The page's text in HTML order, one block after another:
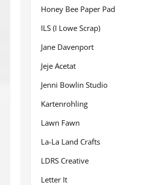
Honey Bee Paper Pad
ILS (I Lowe Scrap)
Jane Davenport
Jeje Acetat
Jenni Bowlin Studio
Kartenrohling
Lawn Fawn
La-La Land Crafts
LDRS Creative
Letter It